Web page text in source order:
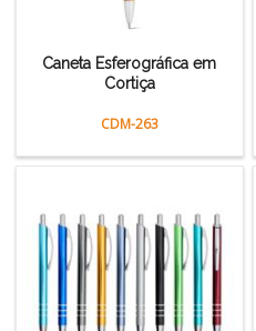
Caneta Esferográfica em
Cortiça
CDM-263